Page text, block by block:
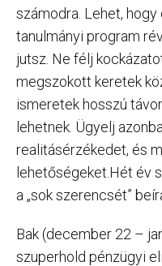
számodra. Lehet,
tanulmányi program
jutsz. Ne félj
megszokott keretek
ismeretek hosszú
lehetnek. Ügyelj
realitásérzékedet, és
lehetőségeket.Hét év
a „sok szerencsét”
Bak (december 22 –
szuperhold pénzügyi